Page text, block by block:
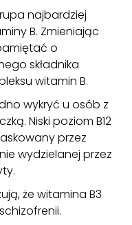
najbardziej
B. Zmieniając
o
składnika
witamin B.
wykryć u osób z
Niski poziom B12
przez
wydzielanej przez
że witamina B3